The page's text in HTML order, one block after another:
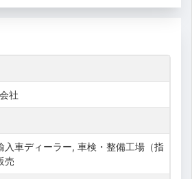
社
入車ディーラー, 車検・整備工場（指
売